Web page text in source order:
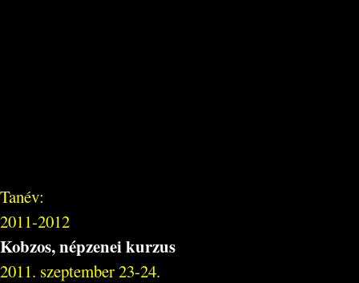
Tanév:
2011-2012
Kobzos, népzenei kurzus
2011. szeptember 23-24.